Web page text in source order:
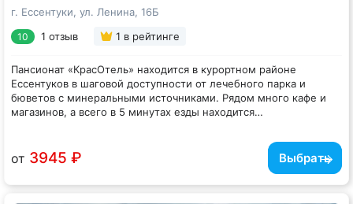
г. Ессентуки, ул. Ленина, 16Б
10 1 отзыв 1 в рейтинге
Пансионат «КрасОтель» находится в курортном районе
Ессентуков в шаговой доступности от лечебного парка и
бюветов с минеральными источниками. Рядом много кафе и
магазинов, а всего в 5 минутах езды находится
корпус имеет три этажа. Жилой фонд, рассчитанный на 100
человек, предлагает отдыхающим номера разной категории: от
простых Экономов до трехкомнатных Апартаментов. В каждом
номере, независимо от степени комфорта, есть санузел,
В пансионате отдыхающим также предлагается комплекс
от 3945 ₽ Выбрать